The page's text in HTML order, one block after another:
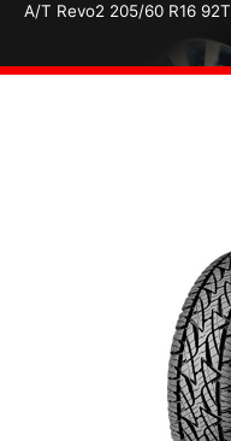
A/T Revo2 205/60 R16 92T